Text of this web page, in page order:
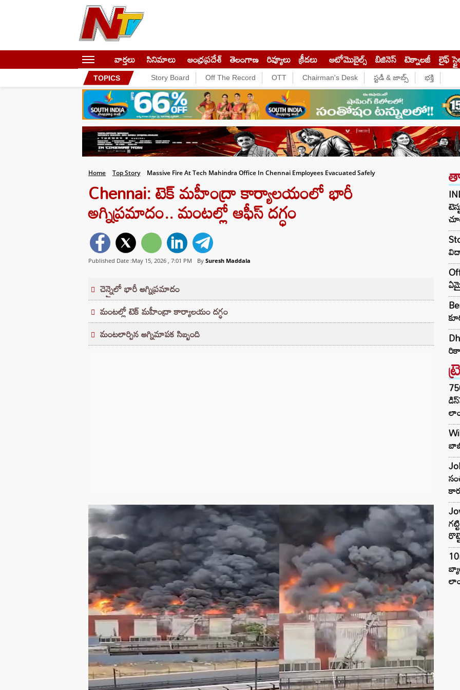
వార్తలు సినిమాలు ఆంధ్రప్రదేశ్ తెలంగాణ రివ్యూలు క్రీడలు ఆటోమొబైల్స్ బిజినెస్‌ టెక్నాలజీ లైఫ్
TOPICS Story Board Off The Record OTT Chairman's Desk స్టడీ & జాబ్స్ భక్తి
Home Top Story Massive Fire At Tech Mahindra Office In Chennai Employees Evacuated Safely
Chennai: టెక్ మహీంద్రా కార్యాలయంలో భారీ
అగ్నిప్రమాదం.. మంటల్లో ఆఫీస్ దగ్ధం
Published Date :May 15, 2026 , 7:01 PM By Suresh Maddala
చెన్నైలో భారీ అగ్నిప్రమాదం
మంటల్లో టెక్ మహీంద్రా కార్యాలయం దగ్ధం
మంటలార్పిన అగ్నిమాపక సిబ్బంది